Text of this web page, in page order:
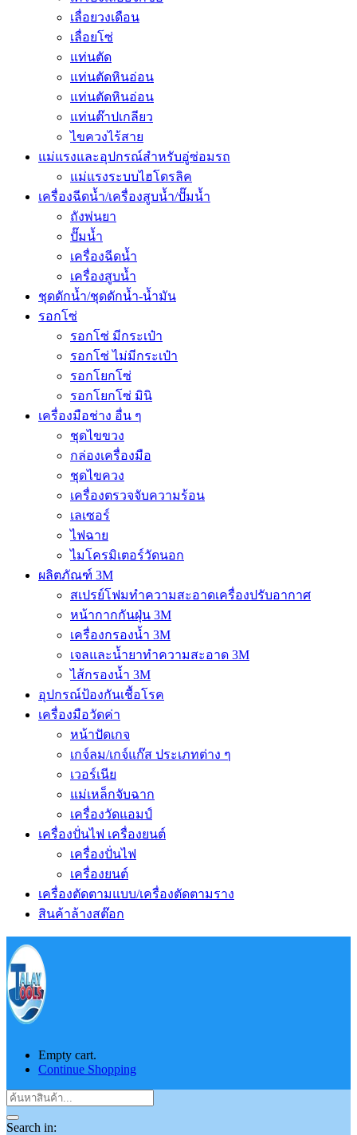
เลื่อยวงเดือน
เลื่อยโซ่
แท่นตัด
แท่นตัดหินอ่อน
แท่นตัดหินอ่อน
แท่นต๊าปเกลียว
ไขควงไร้สาย
แม่แรงและอุปกรณ์สำหรับอู่ซ่อมรถ
แม่แรงระบบไฮโดรลิค
เครื่องฉีดน้ำ/เครื่องสูบน้ำ/ปั๊มน้ำ
ถังพ่นยา
ปั๊มน้ำ
เครื่องฉีดน้ำ
เครื่องสูบน้ำ
ชุดดักน้ำ/ชุดดักน้ำ-น้ำมัน
รอกโซ่
รอกโซ่ มีกระเป๋า
รอกโซ่ ไม่มีกระเป๋า
รอกโยกโซ่
รอกโยกโซ่ มินิ
เครื่องมือช่าง อื่น ๆ
ชุดไขขวง
กล่องเครื่องมือ
ชุดไขควง
เครื่องตรวจจับความร้อน
เลเซอร์
ไฟฉาย
ไมโครมิเตอร์วัดนอก
ผลิตภัณฑ์ 3M
สเปรย์โฟมทำความสะอาดเครื่องปรับอากาศ
หน้ากากกันฝุ่น 3M
เครื่องกรองน้ำ 3M
เจลและน้ำยาทำความสะอาด 3M
ไส้กรองน้ำ 3M
อุปกรณ์ป้องกันเชื้อโรค
เครื่องมือวัดค่า
หน้าปัดเกจ
เกจ์ลม/เกจ์แก๊ส ประเภทต่าง ๆ
เวอร์เนีย
แม่เหล็กจับฉาก
เครื่องวัดแอมป์
เครื่องปั่นไฟ เครื่องยนต์
เครื่องปั่นไฟ
เครื่องยนต์
เครื่องตัดตามแบบ/เครื่องตัดตามราง
สินค้าล้างสต๊อก
Empty cart.
Continue Shopping
Search in: